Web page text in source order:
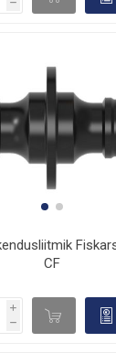
h
CF
i
h d 